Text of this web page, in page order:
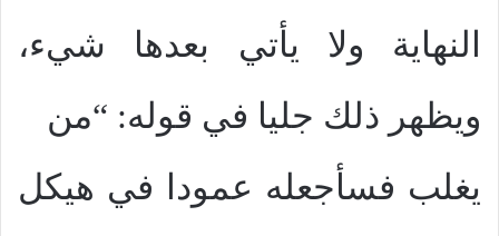
النهاية ولا يأتي بعدها شيء،
ويظهر ذلك جليا في قوله: “من
يغلب فسأجعله عمودا في هيكل